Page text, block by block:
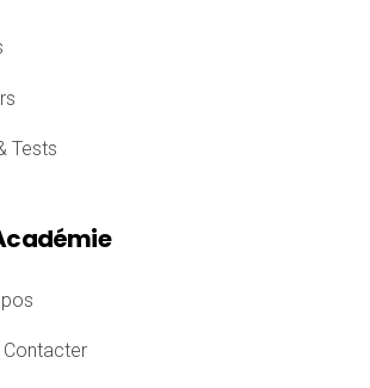
Tests
Contacter